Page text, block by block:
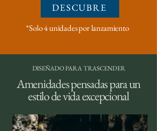
DESCUBRE
*Solo 4 unidades por lanzamiento
DISEÑADO PARA TRASCENDER
Amenidades pensadas para un
estilo de vida excepcional